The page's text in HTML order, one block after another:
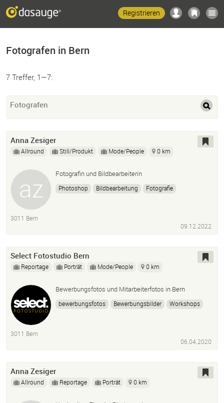
Registrieren
Fotografen in Bern
7 Treffer, 1—7:
Fotografen
Anna Zesiger
Allround Still/Produkt Mode/People 0 km
Fotografin und Bildbearbeiterin
Photoshop Bildbearbeitung Fotografie
3011 Bern
09.12.2022
Select Fotostudio Bern
Reportage Porträt Mode/People 0 km
Bewerbungsfotos und Mitarbeiterfotos in Bern
bewerbungsfotos Bewerbungsbilder
Workshops
3011 Bern
06.04.2020
Anna Zesiger
Allround Reportage Porträt 0 km